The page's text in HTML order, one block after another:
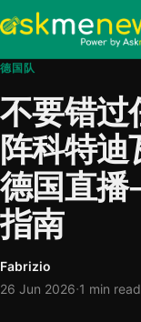
德国队
不要错过
阵科特迪
德国直
指南
Fabrizio
26 Jun 2026·1 min read